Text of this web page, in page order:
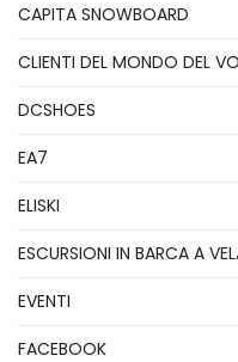
CAPITA SNOWBOARD
CLIENTI DEL MONDO DEL
DCSHOES
EA7
ELISKI
ESCURSIONI IN BARCA A
EVENTI
FACEBOOK